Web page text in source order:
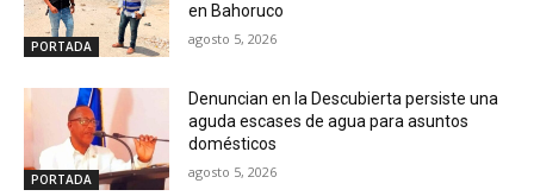
PORTADA
en Bahoruco
agosto 5, 2026
PORTADA
Denuncian en la Descubierta persiste una
aguda escases de agua para asuntos
domésticos
agosto 5, 2026